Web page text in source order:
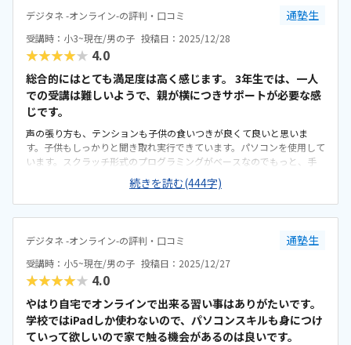
やらなかったら、、、となりますね。やはり、カリキュラムが無事ク
リアできたとき、できたー！と嬉しそうでした、次に進むのもすんな
りになるので良かったと思います。これは特にないです。金銭的以外は
おすすめです笑
デジタネ -オンライン-の評判・口コミ 通塾生
受講時：小3~現在/男の子 投稿日：2025/12/28
★★★★★ 4.0
総合的にはとても満足度は高く感じます。 3年生では、一人
での受講は難しいようで、親が横につきサポートが必要な感
じです。
声の張り方も、テンションも子供の食いつきが良くて良いと思いま
す。子供もしっかりと聞き取れ実行できています。パソコンを使用して
います。スクラッチ形式のプログラミングがベースなのでもっと、手
入力コースがあっても良いかと思います。能動的な参加が求められる
点が新鮮に感じられます。受講環境については、機器はパソコンを使
用。光回線のwifi、リビングにて実施しています。大人がソフトの設定
をはじめにしてあげると、2回目以降は動画に沿って子供一人でも立ち
ると実際に通うもより格段に安いと思います。行かなくていい分やら
ない事も起こりやすいので、実際受けている回数的には割高になって
しまっています。 見ていて一番やる気になっていたのは、タイピング
練の級が上がっていく事でした。またゲームが実際に出来上がって、
遊べるのも喜んでいます。スクラッチ形式でのプログラミングコース
が基本なので、もっと手入力していくプログラミングコースが充実し
て欲しい。
続きを読む(444字)
デジタネ -オンライン-の評判・口コミ 通塾生
受講時：小5~現在/男の子 投稿日：2025/12/27
★★★★★ 4.0
やはり自宅でオンラインで出来る習い事はありがたいです。
学校ではiPadしか使わないので、パソコンスキルも身につけ
ていって欲しいので家で触る機会があるのは良いです。